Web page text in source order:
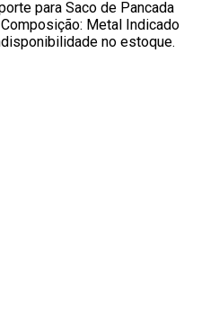
para Saco de Pancada
Metal Indicado
no estoque.